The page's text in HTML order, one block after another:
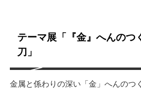
テーマ展「『金』へんのつ
刀」
金属と係わりの深い「金」へんのつ